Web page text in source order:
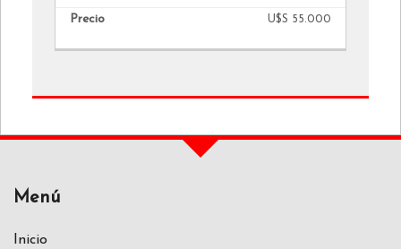
Precio U$S 55.000
Menú
Inicio